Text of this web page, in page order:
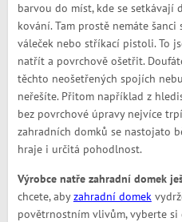
barvou do míst, kde se setkávají
kování. Tam prostě nemáte
váleček nebo stříkací pistoli. To
natřít a povrchově ošetřit.
těchto neošetřených spojích
neřešíte. Přitom například z
bez povrchové úpravy nejvíce
zahradních domků se nastojato
hraje i určitá pohodlnost.
Výrobce natře zahradní domek
chcete, aby zahradní domek
povětrnostním vlivům, vyberte si